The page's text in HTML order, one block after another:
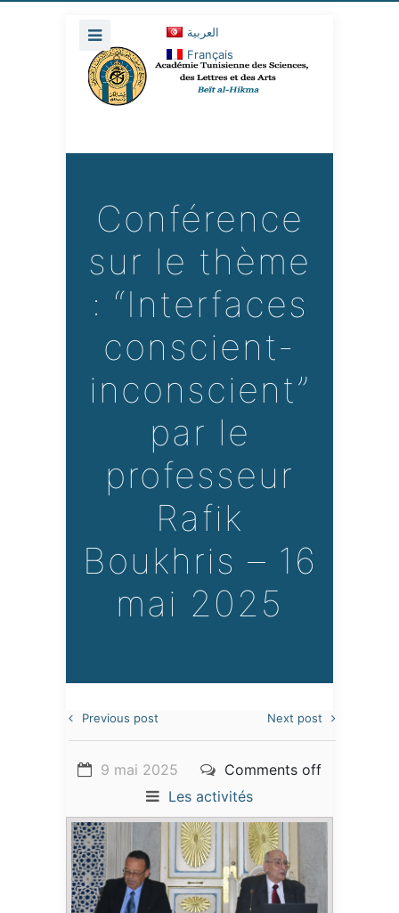
العربية
Français
Conférence
sur le thème
: “Interfaces
conscient-
inconscient”
par le
professeur
Rafik
Boukhris – 16
mai 2025
Previous post Next post
9 mai 2025
Comments off
Les activités